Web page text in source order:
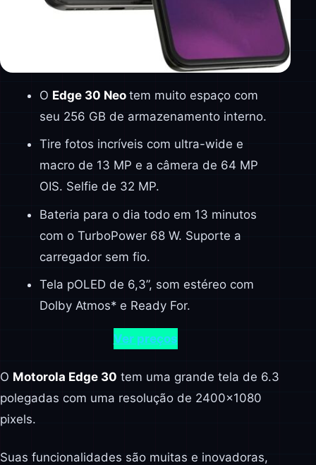
O Edge 30 Neo tem muito espaço com
seu 256 GB de armazenamento interno.
Tire fotos incríveis com ultra-wide e
macro de 13 MP e a câmera de 64 MP
OIS. Selfie de 32 MP.
Bateria para o dia todo em 13 minutos
com o TurboPower 68 W. Suporte a
carregador sem fio.
Tela pOLED de 6,3”, som estéreo com
Dolby Atmos* e Ready For.
Ver preços
O Motorola Edge 30 tem uma grande tela de 6.3
polegadas com uma resolução de 2400×1080
pixels.
Suas funcionalidades são muitas e inovadoras,